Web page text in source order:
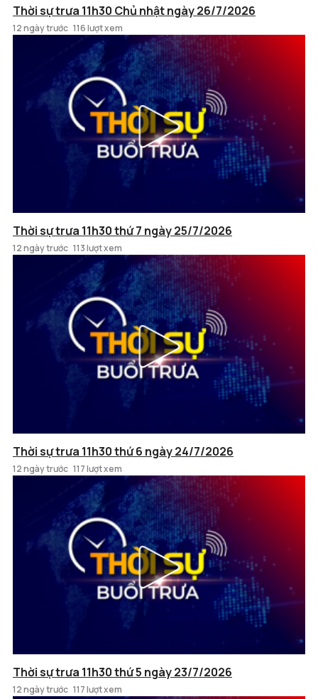
Thời sự trưa 11h30 Chủ nhật ngày 26/7/2026
12 ngày trước 116 lượt xem
Thời sự trưa 11h30 thứ 7 ngày 25/7/2026
12 ngày trước 113 lượt xem
Thời sự trưa 11h30 thứ 6 ngày 24/7/2026
12 ngày trước 117 lượt xem
Thời sự trưa 11h30 thứ 5 ngày 23/7/2026
12 ngày trước 117 lượt xem